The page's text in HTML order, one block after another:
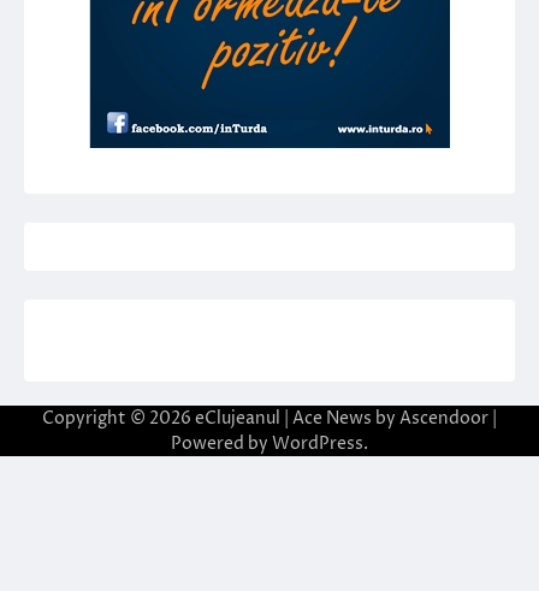
Copyright © 2026 eClujeanul | Ace News by Ascendoor
Powered by WordPress.